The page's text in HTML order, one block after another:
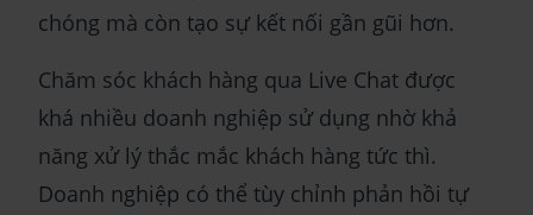
chóng mà còn tạo sự kết nối gần gũi hơn.
Chăm sóc khách hàng qua Live Chat được
khá nhiều doanh nghiệp sử dụng nhờ khả
năng xử lý thắc mắc khách hàng tức thì.
Doanh nghiệp có thể tùy chỉnh phản hồi tự